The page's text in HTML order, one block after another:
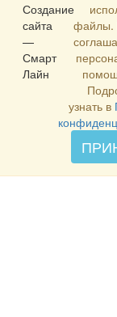
Создание
сайта
—
Смарт
Лайн
файлы.
узнать в